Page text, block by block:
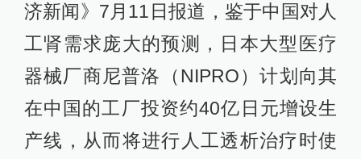
济新闻》7月11日报道，鉴于中国对人
工肾需求庞大的预测，日本大型医疗
器械厂商尼普洛（NIPRO）计划向其
在中国的工厂投资约40亿日元增设生
产线，从而将进行人工透析治疗时使